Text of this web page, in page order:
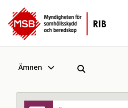
Ämnen